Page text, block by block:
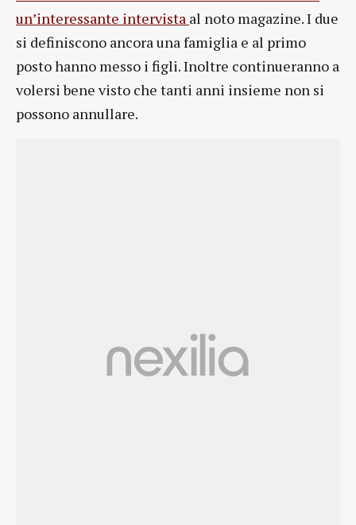
un’interessante intervista al noto magazine. I due
si definiscono ancora una famiglia e al primo
posto hanno messo i figli. Inoltre continueranno a
volersi bene visto che tanti anni insieme non si
possono annullare.